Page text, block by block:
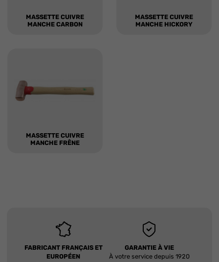
MASSETTE CUIVRE
MANCHE CARBON
MASSETTE CUIVRE
MANCHE HICKORY
MASSETTE CUIVRE
MANCHE FRÊNE
FABRICANT FRANÇAIS ET
EUROPÉEN
GARANTIE À VIE
À votre service depuis 1920